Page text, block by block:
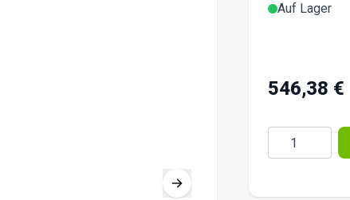
Auf Lager
546,38 €
Menge